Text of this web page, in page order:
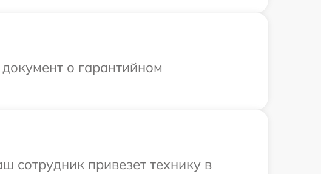
о гарантийном
сотрудник привезет технику в